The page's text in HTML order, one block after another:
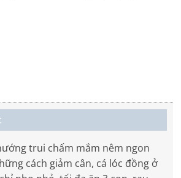
trui chấm mắm nêm ngon
cách giảm cân, cá lóc đồng ở